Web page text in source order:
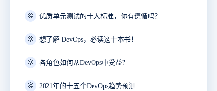
🍪 优质单元测试的十大标准，你有遵循吗？
🍪 想了解 DevOps，必读这十本书！
🍪 各角色如何从DevOps中受益？
🍪 2021年的十五个DevOps趋势预测